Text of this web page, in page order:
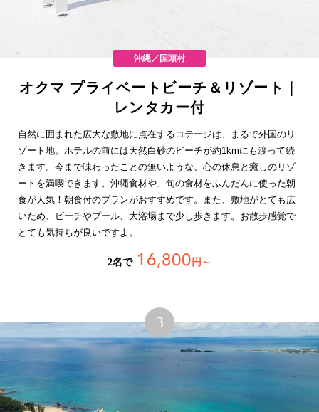
沖縄／国頭村
オクマ プライベートビーチ＆リゾート｜
レンタカー付
自然に囲まれた広大な敷地に点在するコテージは、まるで外国のリ
ゾート地。ホテルの前には天然白砂のビーチが約1kmにも渡って続
きます。今まで味わったことの無いような、心の休息と癒しのリゾ
ートを満喫できます。沖縄食材や、旬の食材をふんだんに使った朝
食が人気！朝食付のプランがおすすめです。また、敷地がとても広
いため、ビーチやプール、大浴場まで少し歩きます。お散歩感覚で
とても気持ちが良いですよ。
2名で 16,800 円～